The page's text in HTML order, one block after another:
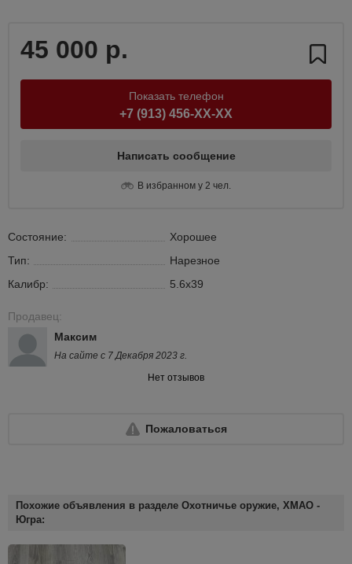
45 000 р.
Показать телефон
+7 (913) 456-XX-XX
Написать сообщение
В избранном у 2 чел.
Состояние:
Хорошее
Тип:
Нарезное
Калибр:
5.6x39
Продавец:
Максим
На сайте с 7 Декабря 2023 г.
Нет отзывов
Пожаловаться
Похожие объявления в разделе Охотничье оружие, ХМАО -
Югра: